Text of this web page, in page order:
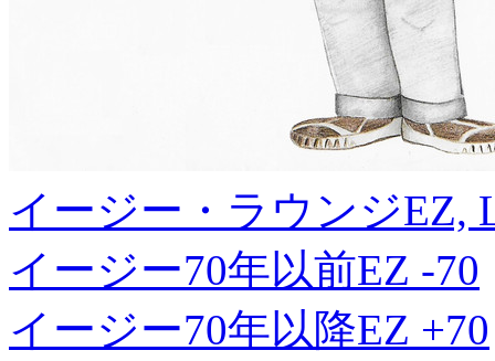
イージー・ラウンジEZ,
イージー70年以前EZ -70
イージー70年以降EZ +70